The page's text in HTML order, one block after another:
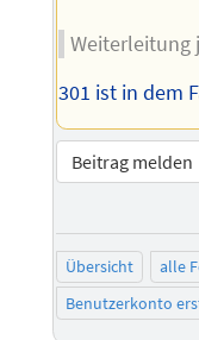
Weiterleitung
301 ist in dem
Beitrag melden
Übersicht alle
Benutzerkonto